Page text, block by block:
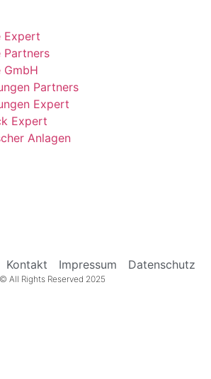
Expert
Partners
GmbH
Partners
Expert
Expert
Anlagen
Kontakt Impressum Datenschutz
© All Rights Reserved 2025